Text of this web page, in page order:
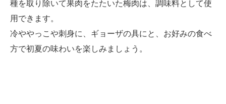
種を取り除いて果肉をたたいた梅肉は、調味料として使
用できます。
冷ややっこや刺身に、ギョーザの具にと、お好みの食べ
方で初夏の味わいを楽しみましょう。